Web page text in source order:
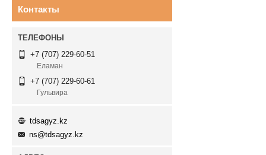
Контакты
+7 (707) 229-60-51
Еламан
+7 (707) 229-60-61
Гульвира
tdsagyz.kz
ns@tdsagyz.kz